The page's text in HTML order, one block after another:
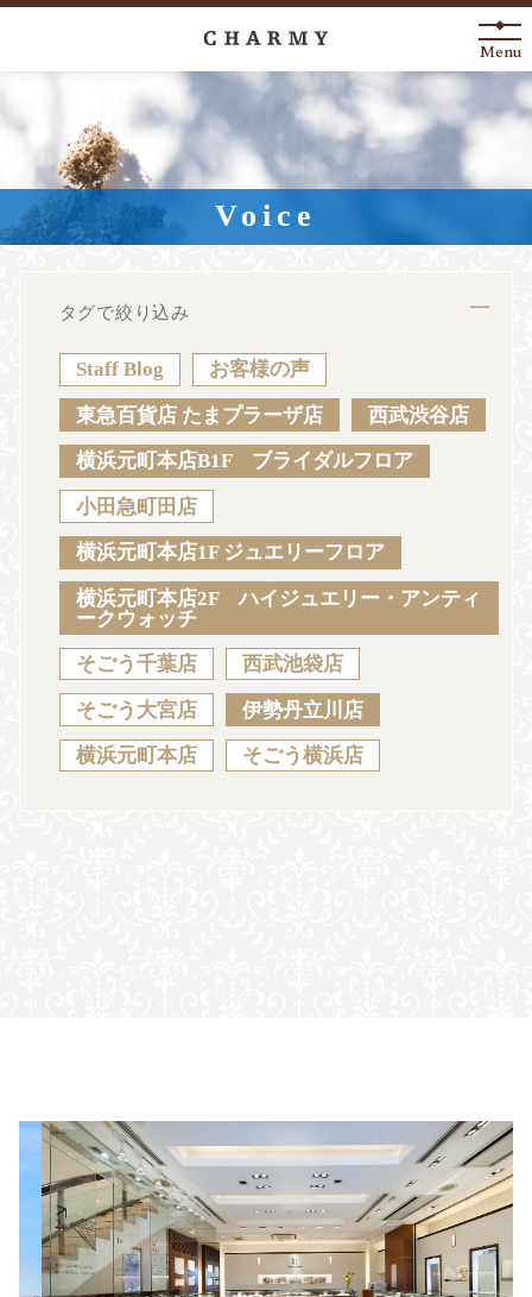
New Arrival
About
Engagement Ring
Anniversary
News Blog
Sustainability Voice Catalog
JA EN CH KO
Menu
Voice
タグで絞り込み
Staff Blog お客様の声
東急百貨店 たまプラーザ店 西武渋谷店
横浜元町本店B1F ブライダルフロア
小田急町田店
横浜元町本店1F ジュエリーフロア
横浜元町本店2F ハイジュエリー・アンティ
ークウォッチ
そごう千葉店 西武池袋店
そごう大宮店 伊勢丹立川店
横浜元町本店 そごう横浜店